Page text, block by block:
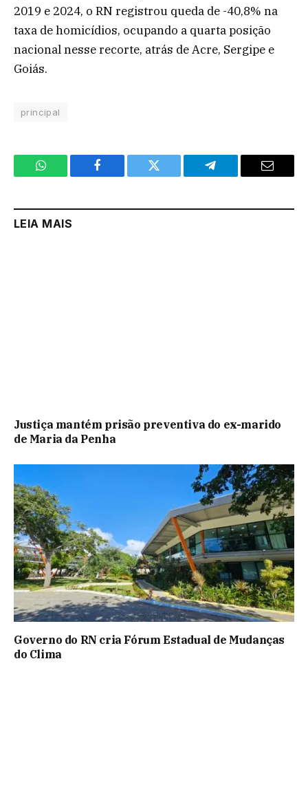
2019 e 2024, o RN registrou queda de -40,8% na
taxa de homicídios, ocupando a quarta posição
nacional nesse recorte, atrás de Acre, Sergipe e
Goiás.
principal
WhatsApp Facebook Twitter Telegram Email
LEIA MAIS
Justiça mantém prisão preventiva do ex-marido
de Maria da Penha
Governo do RN cria Fórum Estadual de Mudanças
do Clima